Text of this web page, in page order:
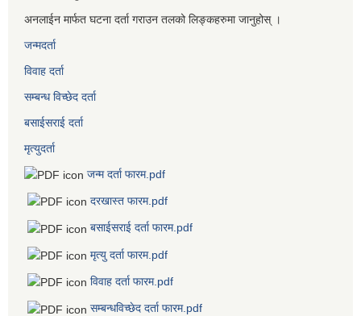
अनलाईन मार्फत घटना दर्ता गराउन तलको लिङ्कहरुमा जानुहोस् ।
जन्मदर्ता
विवाह दर्ता
सम्बन्ध विच्छेद दर्ता
बसाईसराई दर्ता
मृत्युदर्ता
जन्म दर्ता फारम.pdf
दरखास्त फारम.pdf
बसाईसराई दर्ता फारम.pdf
मृत्यु दर्ता फारम.pdf
विवाह दर्ता फारम.pdf
सम्बन्धविच्छेद दर्ता फारम.pdf